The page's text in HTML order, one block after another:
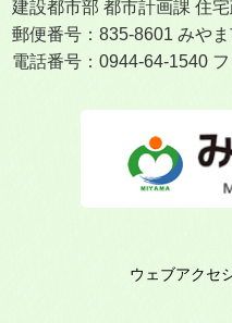
建設都市部 都市計画課 住
郵便番号：835-8601 みや
電話番号：0944-64-1540
ウェブアクセ